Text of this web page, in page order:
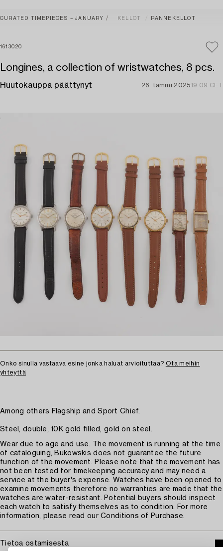
CURATED TIMEPIECES – JANUARY KELLOT RANNEKELLOT
1613020
Longines, a collection of wristwatches, 8 pcs.
Huutokauppa päättynyt 26. tammi 202519:09 CET
Onko sinulla vastaava esine jonka haluat arvioituttaa? Ota meihin
yhteyttä
Among others Flagship and Sport Chief.
Steel, double, 10K gold filled, gold on steel.
Wear due to age and use. The movement is running at the time
of cataloguing, Bukowskis does not guarantee the future
function of the movement. Please note that the movement has
not been tested for timekeeping accuracy and may need a
service at the buyer's expense. Watches have been opened to
examine movements therefore no warranties are made that the
watches are water-resistant. Potential buyers should inspect
each watch to satisfy themselves as to condition. For more
information, please read our Conditions of Purchase.
Tietoa ostamisesta